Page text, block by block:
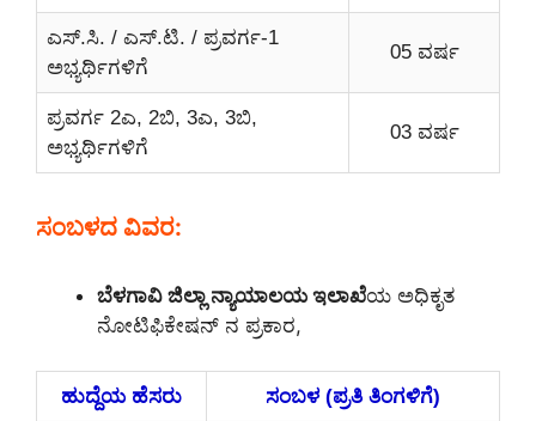
ಎಸ್.ಸಿ. / ಎಸ್.ಟಿ. / ಪ್ರವರ್ಗ-1
ಅಭ್ಯರ್ಥಿಗಳಿಗೆ
05 ವರ್ಷ
ಪ್ರವರ್ಗ 2ಎ, 2ಬಿ, 3ಎ, 3ಬಿ,
ಅಭ್ಯರ್ಥಿಗಳಿಗೆ
03 ವರ್ಷ
ಸಂಬಳದ ವಿವರ:
ಬೆಳಗಾವಿ ಜಿಲ್ಲಾ ನ್ಯಾಯಾಲಯ ಇಲಾಖೆಯ ಅಧಿಕೃತ
ನೋಟಿಫಿಕೇಷನ್ ನ ಪ್ರಕಾರ,
ಹುದ್ದೆಯ ಹೆಸರು ಸಂಬಳ (ಪ್ರತಿ ತಿಂಗಳಿಗೆ)